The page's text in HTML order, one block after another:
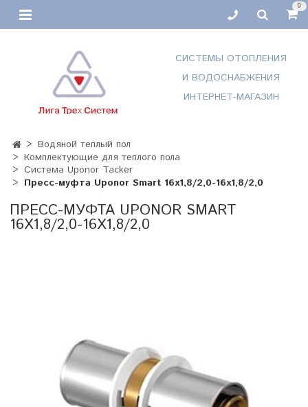
0
СИСТЕМЫ ОТОПЛЕНИЯ
И ВОДОСНАБЖЕНИЯ
ИНТЕРНЕТ-МАГАЗИН
Водяной теплый пол
Комплектующие для теплого пола
Система Uponor Tacker
Пресс-муфта Uponor Smart 16x1,8/2,0-16x1,8/2,0
ПРЕСС-МУФТА UPONOR SMART
16X1,8/2,0-16X1,8/2,0